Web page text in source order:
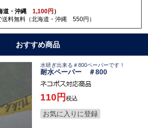
海道・沖縄1,100円 ）
料無料（北海道・沖縄 550円）
おすすめ商品
水研ぎ出来る＃800ペーパーです！
耐水ペーパー ＃800
110 税込
お気に入りに登録